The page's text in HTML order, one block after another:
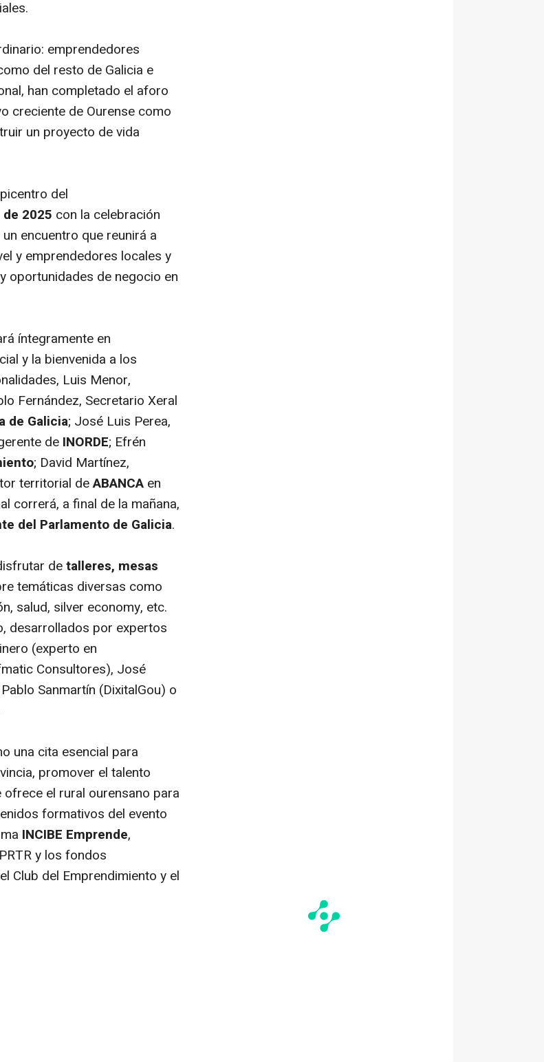
emprendedores
del resto de Galicia e
han completado el aforo
creciente de Ourense como
un proyecto de vida
del
2025 con la celebración
encuentro que reunirá a
y emprendedores locales y
oportunidades de negocio en
íntegramente en
y la bienvenida a los
Luis Menor,
Fernández, Secretario Xeral
de Galicia; José Luis Perea,
de INORDE; Efrén
; David Martínez,
territorial deABANCA en
correrá, a final de la mañana,
del Parlamento de Galicia.
detalleres, mesas
temáticas diversas como
salud, silver economy, etc.
desarrollados por expertos
(experto en
Consultores), José
Sanmartín (DixitalGou) o
una cita esencial para
promover el talento
el rural ourensano para
formativos del evento
INCIBE Emprende,
y los fondos
Club del Emprendimiento y el